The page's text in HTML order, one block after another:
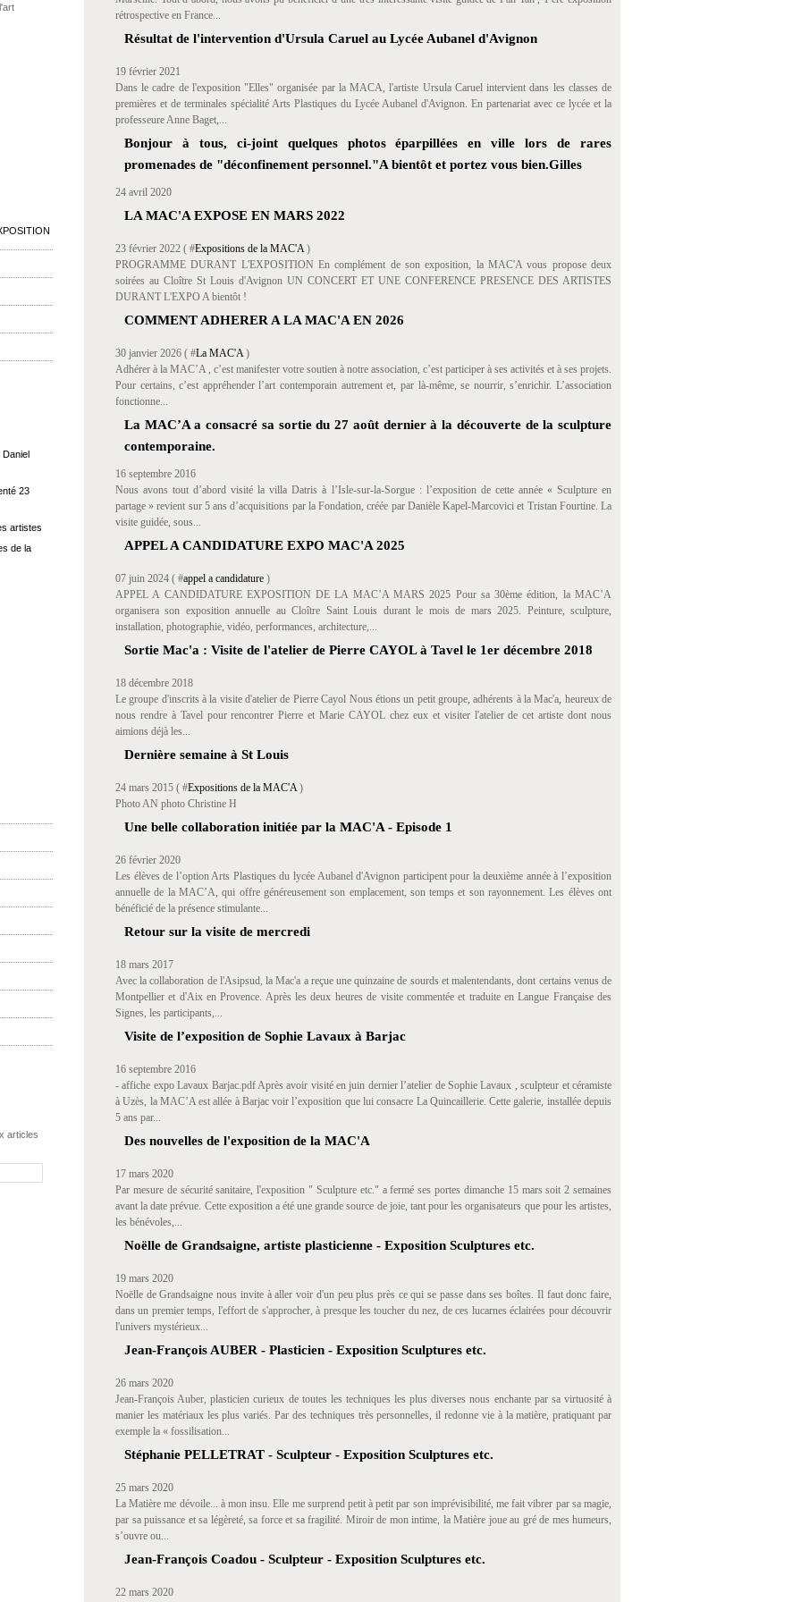
23
artistes
de la
articles
rétrospective en France...
Résultat de l'intervention d'Ursula Caruel au Lycée Aubanel d'Avignon
19 février 2021
Dans le cadre de l'exposition "Elles" organisée par la MACA, l'artiste Ursula Caruel intervient dans les classes de
premières et de terminales spécialité Arts Plastiques du Lycée Aubanel d'Avignon. En partenariat avec ce lycée et la
professeure Anne Baget,...
Bonjour à tous, ci-joint quelques photos éparpillées en ville lors de rares
promenades de "déconfinement personnel."A bientôt et portez vous bien.Gilles
24 avril 2020
LA MAC'A EXPOSE EN MARS 2022
23 février 2022 ( #Expositions de la MAC'A )
PROGRAMME DURANT L'EXPOSITION En complément de son exposition, la MAC'A vous propose deux
soirées au Cloître St Louis d'Avignon UN CONCERT ET UNE CONFERENCE PRESENCE DES ARTISTES
DURANT L'EXPO A bientôt !
COMMENT ADHERER A LA MAC'A EN 2026
30 janvier 2026 ( #La MAC'A )
Adhérer à la MAC’A , c’est manifester votre soutien à notre association, c’est participer à ses activités et à ses projets.
Pour certains, c’est appréhender l’art contemporain autrement et, par là-même, se nourrir, s’enrichir. L’association
fonctionne...
La MAC’A a consacré sa sortie du 27 août dernier à la découverte de la sculpture
contemporaine.
16 septembre 2016
Nous avons tout d’abord visité la villa Datris à l’Isle-sur-la-Sorgue : l’exposition de cette année « Sculpture en
partage » revient sur 5 ans d’acquisitions par la Fondation, créée par Danièle Kapel-Marcovici et Tristan Fourtine. La
visite guidée, sous...
APPEL A CANDIDATURE EXPO MAC'A 2025
07 juin 2024 ( #appel a candidature )
APPEL A CANDIDATURE EXPOSITION DE LA MAC’A MARS 2025 Pour sa 30ème édition, la MAC’A
organisera son exposition annuelle au Cloître Saint Louis durant le mois de mars 2025. Peinture, sculpture,
installation, photographie, vidéo, performances, architecture,...
Sortie Mac'a : Visite de l'atelier de Pierre CAYOL à Tavel le 1er décembre 2018
18 décembre 2018
Le groupe d'inscrits à la visite d'atelier de Pierre Cayol Nous étions un petit groupe, adhérents à la Mac'a, heureux de
nous rendre à Tavel pour rencontrer Pierre et Marie CAYOL chez eux et visiter l'atelier de cet artiste dont nous
aimions déjà les...
Dernière semaine à St Louis
24 mars 2015 ( #Expositions de la MAC'A )
Photo AN photo Christine H
Une belle collaboration initiée par la MAC'A - Episode 1
26 février 2020
Les élèves de l’option Arts Plastiques du lycée Aubanel d'Avignon participent pour la deuxième année à l’exposition
annuelle de la MAC’A, qui offre généreusement son emplacement, son temps et son rayonnement. Les élèves ont
bénéficié de la présence stimulante...
Retour sur la visite de mercredi
18 mars 2017
Avec la collaboration de l'Asipsud, la Mac'a a reçue une quinzaine de sourds et malentendants, dont certains venus de
Montpellier et d'Aix en Provence. Après les deux heures de visite commentée et traduite en Langue Française des
Signes, les participants,...
Visite de l’exposition de Sophie Lavaux à Barjac
16 septembre 2016
- affiche expo Lavaux Barjac.pdf Après avoir visité en juin dernier l’atelier de Sophie Lavaux , sculpteur et céramiste
à Uzès, la MAC’A est allée à Barjac voir l’exposition que lui consacre La Quincaillerie. Cette galerie, installée depuis
5 ans par...
Des nouvelles de l'exposition de la MAC'A
17 mars 2020
Par mesure de sécurité sanitaire, l'exposition " Sculpture etc." a fermé ses portes dimanche 15 mars soit 2 semaines
avant la date prévue. Cette exposition a été une grande source de joie, tant pour les organisateurs que pour les artistes,
les bénévoles,...
Noëlle de Grandsaigne, artiste plasticienne - Exposition Sculptures etc.
19 mars 2020
Noëlle de Grandsaigne nous invite à aller voir d'un peu plus près ce qui se passe dans ses boîtes. Il faut donc faire,
dans un premier temps, l'effort de s'approcher, à presque les toucher du nez, de ces lucarnes éclairées pour découvrir
l'univers mystérieux...
Jean-François AUBER - Plasticien - Exposition Sculptures etc.
26 mars 2020
Jean-François Auber, plasticien curieux de toutes les techniques les plus diverses nous enchante par sa virtuosité à
manier les matériaux les plus variés. Par des techniques très personnelles, il redonne vie à la matière, pratiquant par
exemple la « fossilisation...
Stéphanie PELLETRAT - Sculpteur - Exposition Sculptures etc.
25 mars 2020
La Matière me dévoile... à mon insu. Elle me surprend petit à petit par son imprévisibilité, me fait vibrer par sa magie,
par sa puissance et sa légèreté, sa force et sa fragilité. Miroir de mon intime, la Matière joue au gré de mes humeurs,
s’ouvre ou...
Jean-François Coadou - Sculpteur - Exposition Sculptures etc.
22 mars 2020